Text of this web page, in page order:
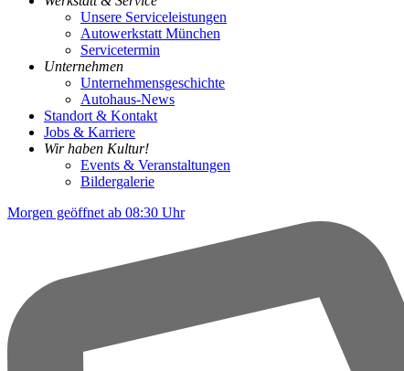
Unsere Serviceleistungen
Autowerkstatt München
Servicetermin
Unternehmen
Unternehmensgeschichte
Autohaus-News
Standort & Kontakt
Jobs & Karriere
Wir haben Kultur!
Events & Veranstaltungen
Bildergalerie
Morgen geöffnet ab 08:30 Uhr